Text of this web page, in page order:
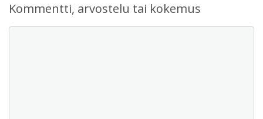
Kommentti, arvostelu tai kokemus